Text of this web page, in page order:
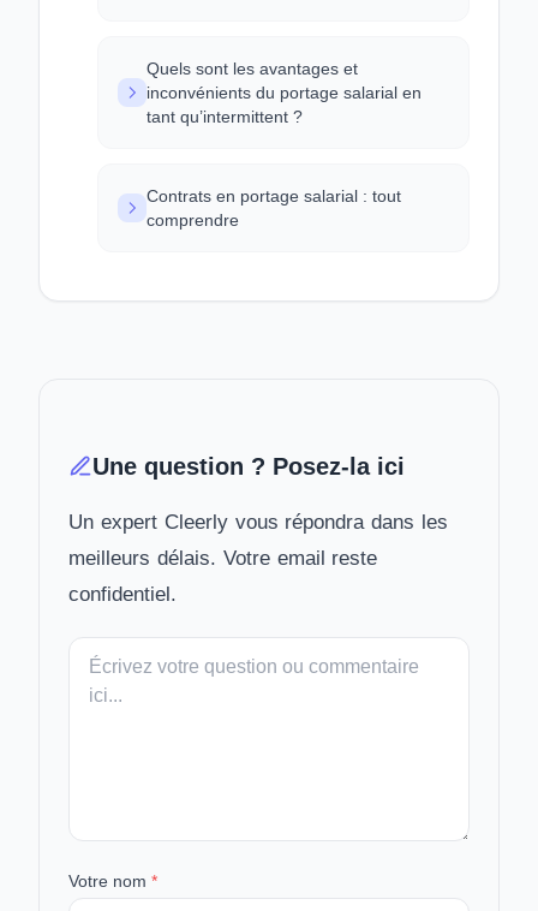
Quels sont les avantages et
inconvénients du portage salarial en
tant qu’intermittent ?
Contrats en portage salarial : tout
comprendre
Une question ? Posez-la ici
Un expert Cleerly vous répondra dans les
meilleurs délais. Votre email reste
confidentiel.
Votre
message
Votre nom *